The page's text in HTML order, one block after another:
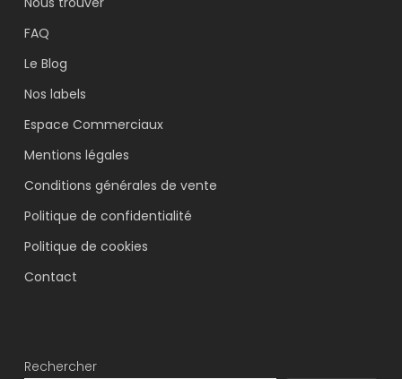
Aller À La Boutique
FAQ
Le Blog
Nos labels
Espace Commerciaux
Mentions légales
Conditions générales de vente
Politique de confidentialité
Politique de cookies
Contact
Rechercher